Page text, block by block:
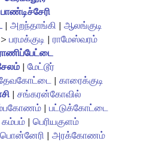
பாண்டிச்சேரி
| அறந்தாங்கி | ஆலங்குடி
> பரமக்குடி | ராமேஸ்வரம்
| மேட்டூர்
| காரைக்குடி
| சங்கரன்கோவில்
| பட்டுக்கோட்டை
கம்பம்| பெரியகுளம்
பொன்னேரி | அரக்கோணம்